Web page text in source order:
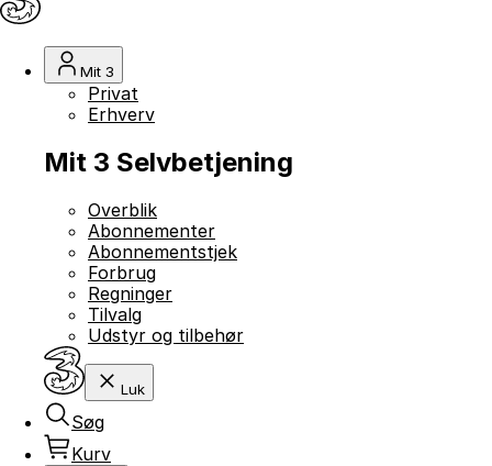
Mit 3
Privat
Erhverv
Mit 3 Selvbetjening
Overblik
Abonnementer
Abonnementstjek
Forbrug
Regninger
Tilvalg
Udstyr og tilbehør
Luk
Søg
Kurv